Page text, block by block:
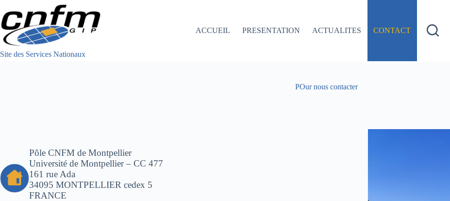
au
contenu
Site des Services Nationaux
ACCUEIL PRESENTATION ACTUALITES CONTACT
POur nous contacter
Pôle CNFM de Montpellier
Université de Montpellier – CC 477
161 rue Ada
34095 MONTPELLIER cedex 5
FRANCE